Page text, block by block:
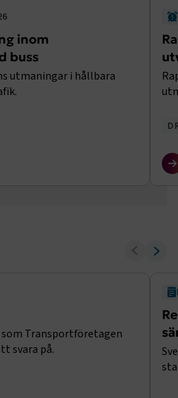
inom
buss
utmaningar i hållbara
Transportföretagen
svara på.